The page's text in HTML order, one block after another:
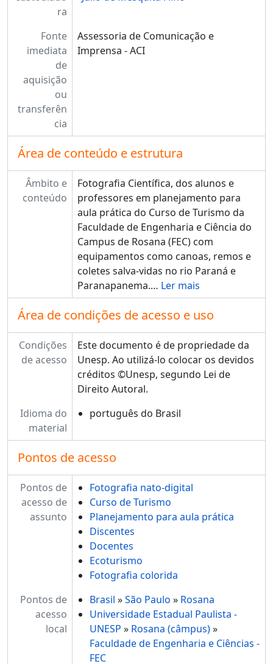
ra
Fonte
imediata
de
aquisição
ou
transferên
cia
Assessoria de Comunicação e
Imprensa - ACI
Área de conteúdo e estrutura
Âmbito e
conteúdo
Fotografia Científica, dos alunos e
professores em planejamento para
aula prática do Curso de Turismo da
Faculdade de Engenharia e Ciência do
Campus de Rosana (FEC) com
equipamentos como canoas, remos e
coletes salva-vidas no rio Paraná e
Paranapanema.… Ler mais
Área de condições de acesso e uso
Condições
de acesso
Este documento é de propriedade da
Unesp. Ao utilizá-lo colocar os devidos
créditos ©Unesp, segundo Lei de
Direito Autoral.
Idioma do
material
português do Brasil
Pontos de acesso
Pontos de
acesso de
assunto
Fotografia nato-digital
Curso de Turismo
Planejamento para aula prática
Discentes
Docentes
Ecoturismo
Fotografia colorida
Pontos de
acesso
local
Brasil »São Paulo » Rosana
Universidade Estadual Paulista -
UNESP » Rosana (câmpus)»
Faculdade de Engenharia e Ciências -
FEC